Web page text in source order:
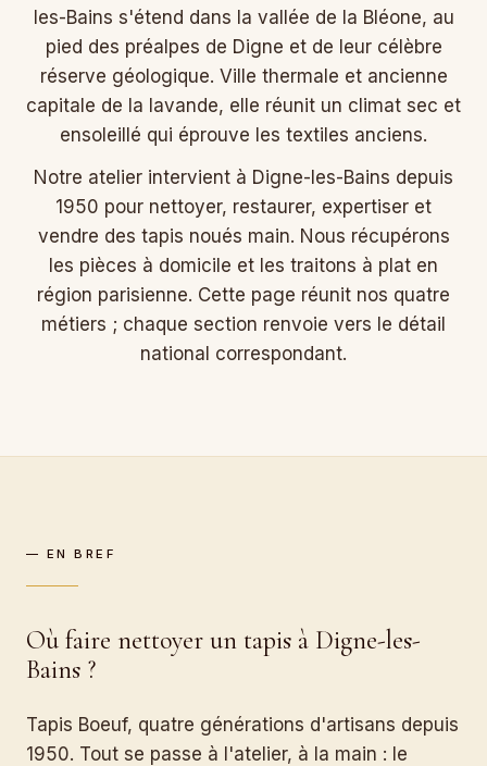
les-Bains s'étend dans la vallée de la Bléone, au
pied des préalpes de Digne et de leur célèbre
réserve géologique. Ville thermale et ancienne
capitale de la lavande, elle réunit un climat sec et
ensoleillé qui éprouve les textiles anciens.
Notre atelier intervient à Digne-les-Bains depuis
1950 pour nettoyer, restaurer, expertiser et
vendre des tapis noués main. Nous récupérons
les pièces à domicile et les traitons à plat en
région parisienne. Cette page réunit nos quatre
métiers ; chaque section renvoie vers le détail
national correspondant.
— EN BREF
Où faire nettoyer un tapis à Digne-les-
Bains ?
Tapis Boeuf, quatre générations d'artisans depuis
1950. Tout se passe à l'atelier, à la main : le